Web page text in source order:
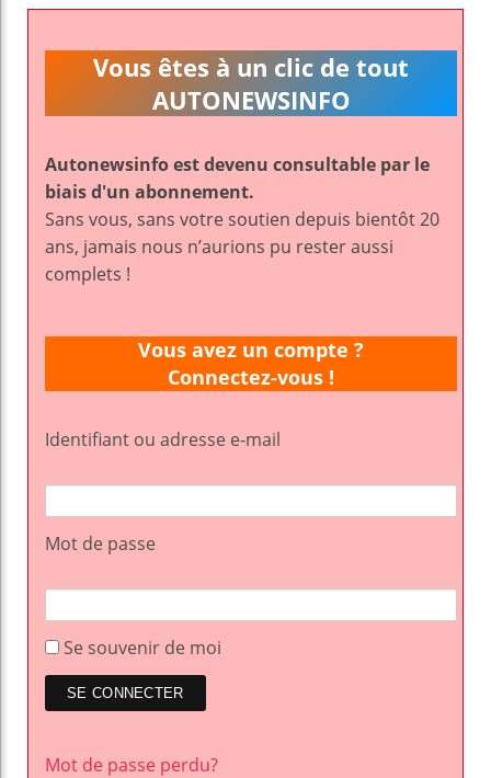
k pt
Vous êtes à un clic de tout
AUTONEWSINFO
Autonewsinfo est devenu consultable par le
biais d'un abonnement.
Sans vous, sans votre soutien depuis bientôt 20
ans, jamais nous n’aurions pu rester aussi
complets !
Vous avez un compte ?
Connectez-vous !
Identifiant ou adresse e-mail
Mot de passe
Se souvenir de moi
Mot de passe perdu?